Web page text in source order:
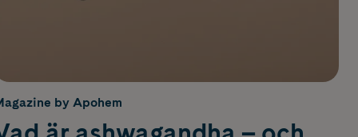
by Apohem